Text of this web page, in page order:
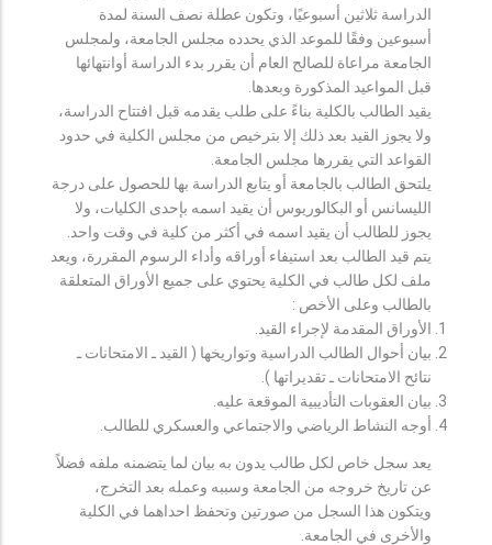
الدراسة ثلاثين أسبوعيًا، وتكون عطلة نصف السنة لمدة
أسبوعين وفقًا للموعد الذي يحدده مجلس الجامعة، ولمجلس
الجامعة مراعاة للصالح العام أن يقرر بدء الدراسة أوانتهائها
قبل المواعيد المذكورة وبعدها.
يقيد الطالب بالكلية بناءً على طلب يقدمه قبل افتتاح الدراسة،
ولا يجوز القيد بعد ذلك إلا بترخيص من مجلس الكلية في حدود
القواعد التي يقررها مجلس الجامعة.
يلتحق الطالب بالجامعة أو يتابع الدراسة بها للحصول على درجة
الليسانس أو البكالوريوس أن يقيد اسمه بإحدى الكليات، ولا
يجوز للطالب أن يقيد اسمه في أكثر من كلية في وقت واحد.
يتم قيد الطالب بعد استيفاء أوراقه وأداء الرسوم المقررة، ويعد
ملف لكل طالب في الكلية يحتوي على جميع الأوراق المتعلقة
بالطالب وعلى الأخص :
الأوراق المقدمة لإجراء القيد.
بيان أحوال الطالب الدراسية وتواريخها ( القيد ـ الامتحانات ـ
نتائح الامتحانات ـ تقديراتها ).
بيان العقوبات التأديبية الموقعة عليه.
أوجه النشاط الرياضي والاجتماعي والعسكري للطالب.
يعد سجل خاص لكل طالب يدون به بيان لما يتضمنه ملفه فضلاً
عن تاريخ خروجه من الجامعة وسببه وعمله بعد التخرج،
ويتكون هذا السجل من صورتين وتحفظ احداهما في الكلية
والأخرى في الجامعة.